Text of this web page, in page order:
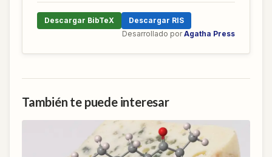
Descargar BibTeX
Descargar RIS
Desarrollado por Agatha Press
También te puede interesar